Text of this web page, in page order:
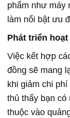
phẩm như máy
làm nổi bật ưu
Phát triển
Việc kết hợp
đồng sẽ mang
khi giảm chi
thủ thấy bạn có
thuộc vào